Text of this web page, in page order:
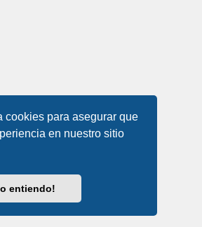
cookies para asegurar que
en nuestro sitio
entiendo!